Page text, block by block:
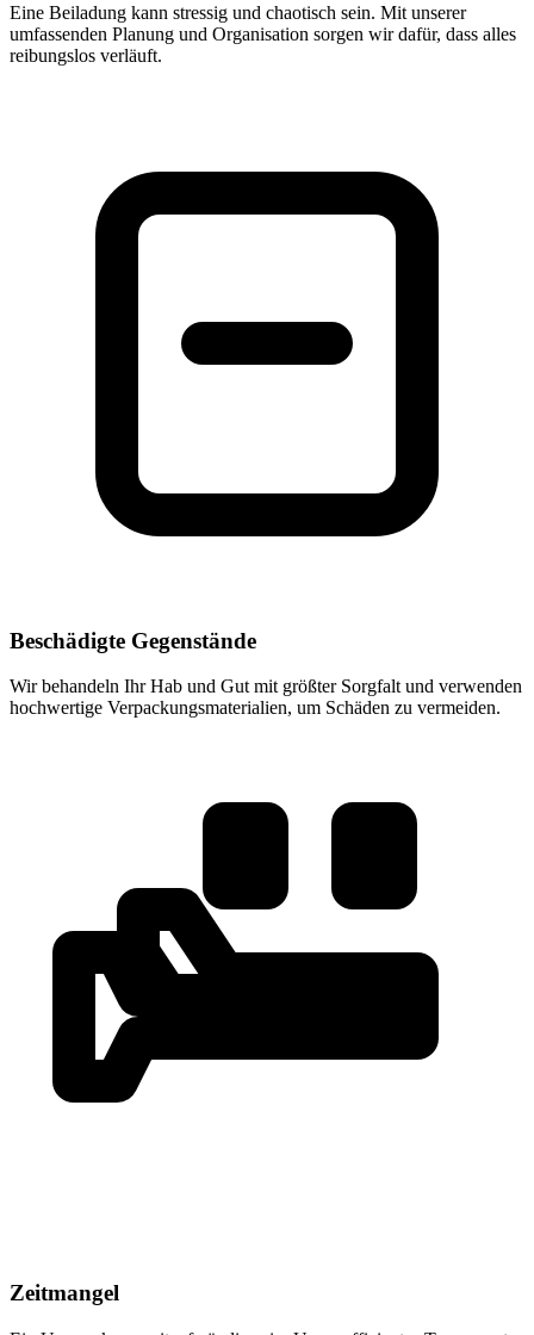
Eine Beiladung kann stressig und chaotisch sein. Mit unserer
umfassenden Planung und Organisation sorgen wir dafür, dass alles
reibungslos verläuft.
Beschädigte Gegenstände
Wir behandeln Ihr Hab und Gut mit größter Sorgfalt und verwenden
hochwertige Verpackungsmaterialien, um Schäden zu vermeiden.
Zeitmangel